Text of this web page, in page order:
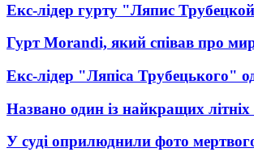
Екс-лідер гурту "Ляпис
Гурт Morandi, який співав про мир
Екс-лідер "Ляпіса Трубецького"
Названо один із найкращих літніх
У суді оприлюднили фото